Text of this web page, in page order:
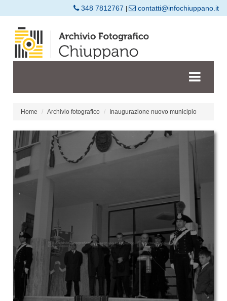
348 7812767 contatti@infochiuppano.it
Home Archivio fotografico Inaugurazione nuovo municipio